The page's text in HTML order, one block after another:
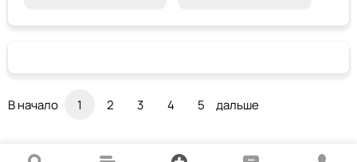
В начало 1 2 3 4 5 дальше